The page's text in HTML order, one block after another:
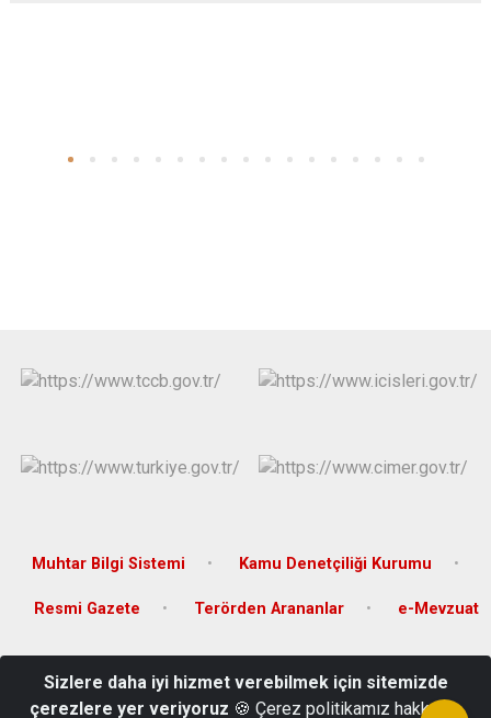
Muhtar Bilgi Sistemi Kamu Denetçiliği Kurumu
Resmi Gazete Terörden Arananlar e-Mevzuat
15 Temmuz Caddesi No:61 Kat:2 Ceylanpınar-Şanlıurfa
Sizlere daha iyi hizmet verebilmek için sitemizde
çerezlere yer veriyoruz 🍪 Çerez politikamız hakkında